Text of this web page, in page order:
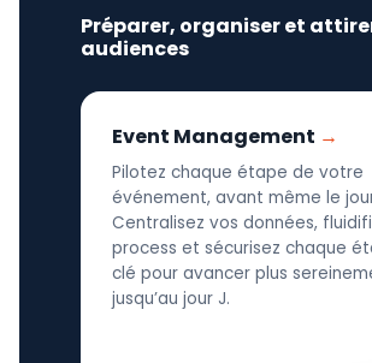
Préparer, organiser et
audiences
Event Management
Pilotez chaque étape de votre
événement, avant même le
Centralisez vos données,
process et sécurisez chaque
clé pour avancer plus
jusqu’au jour J.